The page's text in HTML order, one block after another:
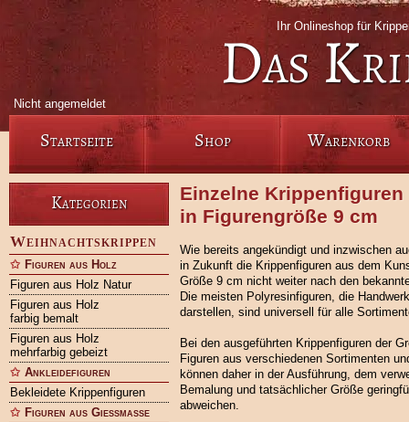
Ihr Onlineshop für
Das
Nicht angemeldet
Startseite Shop Warenkorb
Kategorien
Weihnachtskrippen
Figuren aus Holz
Figuren aus Holz Natur
Figuren aus Holz
farbig bemalt
Figuren aus Holz
mehrfarbig gebeizt
Ankleidefiguren
Bekleidete Krippenfiguren
Figuren aus Gießmasse
Einzelne
in Figurengröße 9 cm
Wie bereits angekündigt und inzwischen
in Zukunft die Krippenfiguren aus dem
Größe 9 cm nicht weiter nach den
Die meisten Polyresinfiguren, die
darstellen, sind universell für alle
Bei den ausgeführten Krippenfiguren der
Figuren aus verschiedenen Sortimenten
können daher in der Ausführung, dem
Bemalung und tatsächlicher Größe
abweichen.